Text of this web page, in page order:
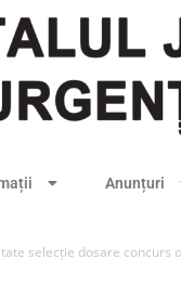
Anunțuri
selecție dosare concurs